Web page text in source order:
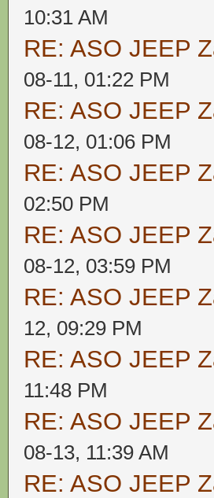
10:31 AM
RE: ASO JEEP
08-11, 01:22 PM
RE: ASO JEEP
08-12, 01:06 PM
RE: ASO JEEP
02:50 PM
RE: ASO JEEP
08-12, 03:59 PM
RE: ASO JEEP
12, 09:29 PM
RE: ASO JEEP
11:48 PM
RE: ASO JEEP
08-13, 11:39 AM
RE: ASO JEEP